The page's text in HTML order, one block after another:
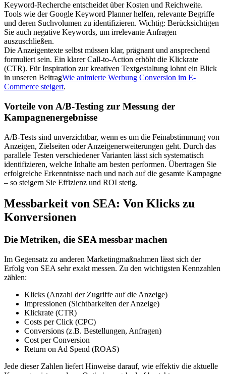
Keyword-Recherche entscheidet über Kosten und Reichweite.
Tools wie der Google Keyword Planner helfen, relevante Begriffe
und deren Suchvolumen zu identifizieren. Wichtig: Berücksichtigen
Sie auch negative Keywords, um irrelevante Anfragen
auszuschließen.
Die Anzeigentexte selbst müssen klar, prägnant und ansprechend
formuliert sein. Ein klarer Call-to-Action erhöht die Klickrate
(CTR). Für Inspiration zur kreativen Textgestaltung lohnt ein Blick
in unseren BeitragWie animierte Werbung Conversion im E-
Commerce steigert.
Vorteile von A/B-Testing zur Messung der
Kampagnenergebnisse
A/B-Tests sind unverzichtbar, wenn es um die Feinabstimmung von
Anzeigen, Zielseiten oder Anzeigenerweiterungen geht. Durch das
parallele Testen verschiedener Varianten lässt sich systematisch
identifizieren, welche Inhalte am besten performen. Übertragen Sie
erfolgreiche Erkenntnisse nach und nach auf die gesamte Kampagne
– so steigern Sie Effizienz und ROI stetig.
Messbarkeit von SEA: Von Klicks zu
Konversionen
Die Metriken, die SEA messbar machen
Im Gegensatz zu anderen Marketingmaßnahmen lässt sich der
Erfolg von SEA sehr exakt messen. Zu den wichtigsten Kennzahlen
zählen:
Klicks (Anzahl der Zugriffe auf die Anzeige)
Impressionen (Sichtbarkeiten der Anzeige)
Klickrate (CTR)
Costs per Click (CPC)
Conversions (z.B. Bestellungen, Anfragen)
Cost per Conversion
Return on Ad Spend (ROAS)
Jede dieser Zahlen liefert Hinweise darauf, wie effektiv die aktuelle